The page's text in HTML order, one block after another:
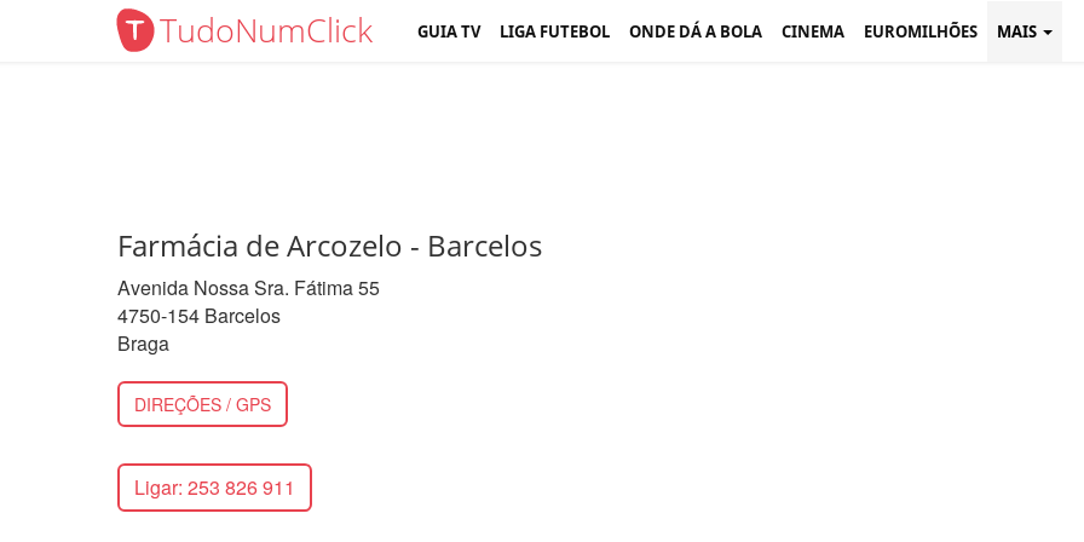
TudoNumClick GUIA TV LIGA FUTEBOL ONDE DÁ A BOLA CINEMA EUROMILHÕES MAIS
Farmácia de Arcozelo - Barcelos
Avenida Nossa Sra. Fátima 55
4750-154 Barcelos
Braga
DIREÇÕES / GPS
Ligar: 253 826 911